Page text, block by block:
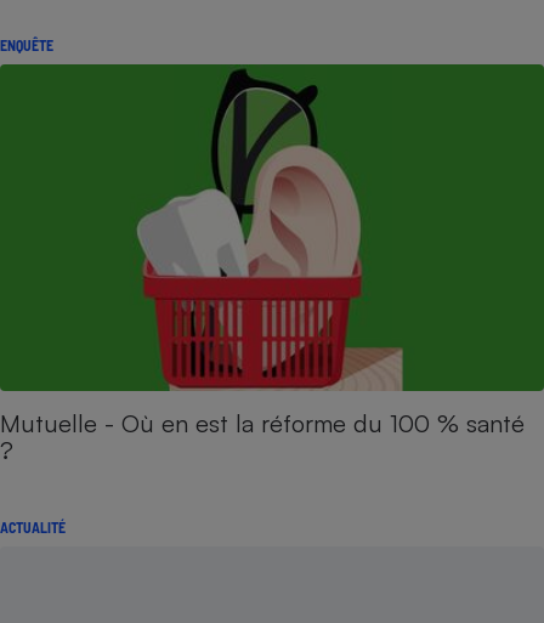
ENQUÊTE
Mutuelle - Où en est la réforme du 100 % santé
?
ACTUALITÉ